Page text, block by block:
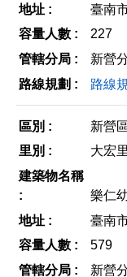
臺南
227
新營
路線
新營
大宏里
樂仁
臺南
579
新營